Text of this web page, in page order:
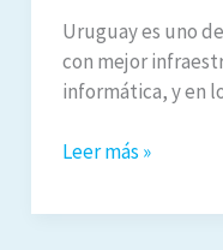
Uruguay es uno
con mejor
informática, y en
Cursos
informática
Leer más »